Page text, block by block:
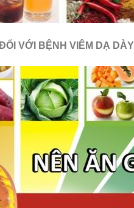
VỚI BỆNH VIÊM DẠ DÀY